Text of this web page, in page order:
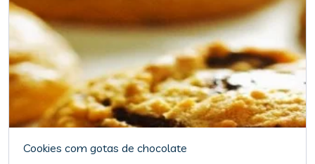
Cookies com gotas de chocolate